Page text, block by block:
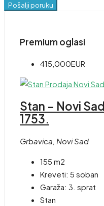
Pošalji poruku
Premium oglasi
415,000EUR
Stan – Novi
1753.
Grbavica, Novi Sad
155 m2
Kreveti: 5 soban
Garaža: 3. sprat
Stan